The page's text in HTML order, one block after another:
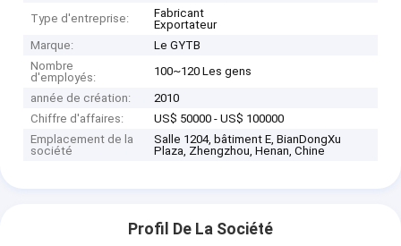
Type d'entreprise:
Fabricant
Exportateur
Marque:
Le GYTB
Nombre
d'employés:
100~120 Les gens
année de création:
2010
Chiffre d'affaires:
US$ 50000 - US$ 100000
Emplacement de la
société
Salle 1204, bâtiment E, BianDongXu
Plaza, Zhengzhou, Henan, Chine
Profil De La Société